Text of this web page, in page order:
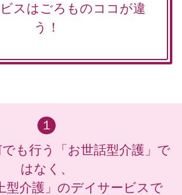
スはごろものココが違
う！
１
も行う「お世話型介護」で
はなく、
型介護」のデイサービスで